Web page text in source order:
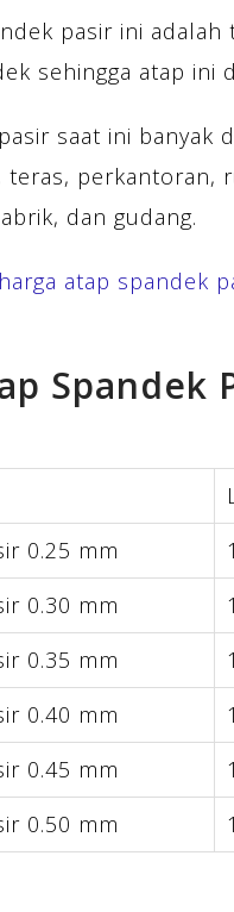
pasir ini
sehingga atap ini
saat ini banyak
perkantoran,
dan gudang.
harga atap spandek
Spandek
0.25 mm
0.30 mm
0.35 mm
0.40 mm
0.45 mm
0.50 mm